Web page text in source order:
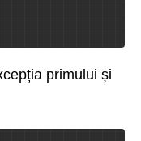
primului și